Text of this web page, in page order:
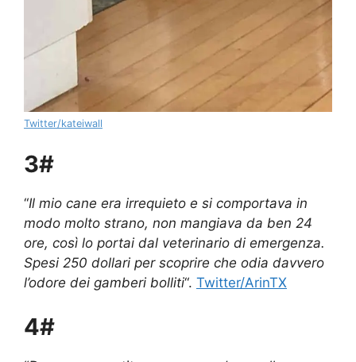
Twitter/kateiwall
3#
“Il mio cane era irrequieto e si comportava in
modo molto strano, non mangiava da ben 24
ore, così lo portai dal veterinario di emergenza.
Spesi 250 dollari per scoprire che odia davvero
l’odore dei gamberi bolliti“. Twitter/ArinTX
4#